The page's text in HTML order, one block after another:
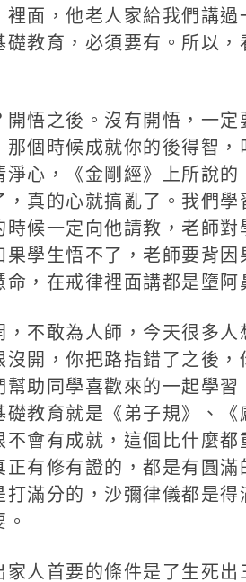
裡面，他老人家給我們講
教育，必須要有。所以
之後。沒有開悟，一定
個時候成就你的後得智，
心，《金剛經》上所說
真的心就搞亂了。我們
候一定向他請教，老師
學生悟不了，老師要背
，在戒律裡面講都是墮阿
敢為人師，今天很多人
開，你把路指錯了之後
助同學喜歡來的一起學
教育就是《弟子規》、
會有成就，這個比什麼
有修有證的，都是有圓滿
滿分的，沙彌律儀都是
首要的條件是了生死出